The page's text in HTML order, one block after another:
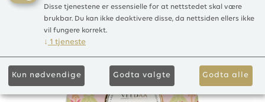
40T-275grDisse tjenestene er essensielle for at nettstedet skal være
brukbar. Du kan ikke deaktivere disse, da nettsiden ellers ikke
vil fungere korrekt.
↓ 1 tjeneste
Kun nødvendige Godta valgte Godta alle